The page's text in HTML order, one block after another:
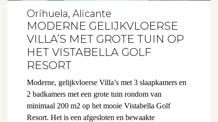
Orihuela, Alicante
MODERNE GELIJKVLOERSE
VILLA’S MET GROTE TUIN OP
HET VISTABELLA GOLF
RESORT
Moderne, gelijkvloerse Villa’s met 3 slaapkamers en
2 badkamers met een grote tuin rondom van
minimaal 200 m2 op het mooie Vistabella Golf
Resort. Het is een afgesloten en bewaakte